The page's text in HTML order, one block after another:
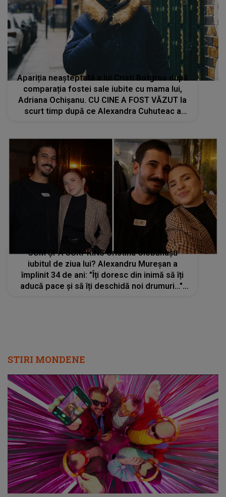
Apariția neașteptată a lui Cristi Botgros după
comparația fostei sale iubite cu mama lui,
Adriana Ochișanu. CU CINE A FOST VĂZUT la
scurt timp după ce Alexandra Cuhuteac a
CUM ȘI-A SURPRINS Cristina Ciobănașu
iubitul de ziua lui? Alexandru Mureșan a
împlinit 34 de ani: "Îți doresc din inimă să îți
aducă pace și să îți deschidă noi drumuri...".
STIRI MONDENE